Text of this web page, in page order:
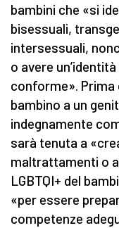
bambini che «si
bisessuali,
intersessuali,
o avere
conforme». Prima
bambino a un
indegnamente
sarà tenuta a
maltrattamenti o
LGBTQI+ del
«per essere
competenze